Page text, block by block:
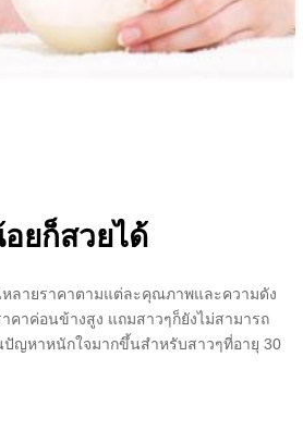
ยก็สวยได้
ลายราคาตามแต่ละคุณภาพและความดัง
าค่อนข้างสูง แถมสาวๆก็ยังไม่สามารถ
ปัญหาหนักใจมากขึ้นสำหรับสาวๆที่อายุ 30